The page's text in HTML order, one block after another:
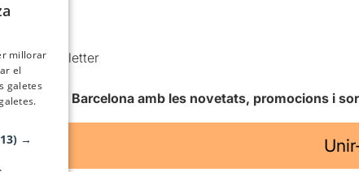
i Newsletter
de Teatre Barcelona amb les novetats, promocions i
millorar
el
galetes
→